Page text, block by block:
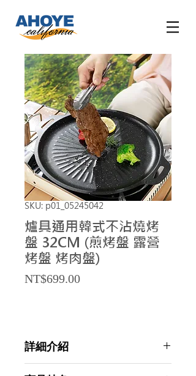
SKU: p01_05245042
爐具通用韓式不沾燒烤
盤 32CM (煎烤盤 露營
烤盤 烤肉盤)
NT$699.00Price
詳細介紹